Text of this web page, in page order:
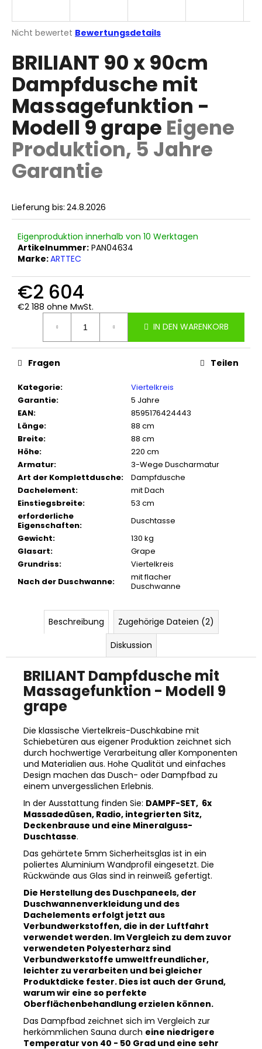
Die
Produktbewertung
ist
0,0
von
5
Sternen.
Nicht bewertet Bewertungsdetails
BRILIANT 90 x 90cm
Dampfdusche mit
Massagefunktion -
Modell 9 grape Eigene
Produktion, 5 Jahre
Garantie
Lieferung bis: 24.8.2026
Eigenproduktion innerhalb von 10 Werktagen
Artikelnummer: PAN04634
Marke:ARTTEC
€2 604
€2 188 ohne MwSt.
Verkaufspreis:
IN DEN WARENKORB
Kategorie:
Viertelkreis
Garantie:
5 Jahre
EAN:
8595176424443
Länge:
88 cm
Breite:
88 cm
Höhe:
220 cm
Armatur:
3-Wege Duscharmatur
Art der Komplettdusche:
Dampfdusche
Dachelement:
mit Dach
Einstiegsbreite:
53 cm
erforderliche
Eigenschaften:
Duschtasse
Gewicht:
130 kg
Glasart:
Grape
Grundriss:
Viertelkreis
Nach der Duschwanne:
mit flacher
Duschwanne
Fragen Teilen
Beschreibung
Zugehörige Dateien (2)
Diskussion
BRILIANT Dampfdusche mit
Massagefunktion - Modell 9
grape
Die klassische Viertelkreis-Duschkabine mit
Schiebetüren aus eigener Produktion zeichnet sich
durch hochwertige Verarbeitung aller Komponenten
und Materialien aus. Hohe Qualität und einfaches
Design machen das Dusch- oder Dampfbad zu
einem unvergesslichen Erlebnis.
In der Ausstattung finden Sie: DAMPF-SET, 6x
Massadedüsen, Radio, integrierten Sitz,
Deckenbrause und eine Mineralguss-
Duschtasse.
Das gehärtete 5mm Sicherheitsglas ist in ein
poliertes Aluminium Wandprofil eingesetzt. Die
Rückwände aus Glas sind in reinweiß gefertigt.
Die Herstellung des Duschpaneels, der
Duschwannenverkleidung und des
Dachelements erfolgt jetzt aus
Verbundwerkstoffen, die in der Luftfahrt
verwendet werden. Im Vergleich zu dem zuvor
verwendeten Polyesterharz sind
Verbundwerkstoffe umweltfreundlicher,
leichter zu verarbeiten und bei gleicher
Produktdicke fester. Dies ist auch der Grund,
warum wir eine so perfekte
Oberflächenbehandlung erzielen können.
Das Dampfbad zeichnet sich im Vergleich zur
herkömmlichen Sauna durch eine niedrigere
Temperatur von 40 - 50 Grad und eine sehr
W
r
e
m
p
f
l
e
n